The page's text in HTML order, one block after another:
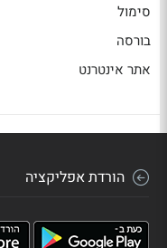
סימול
בורסה
אתר אינטרנט
הורדת אפליקציה